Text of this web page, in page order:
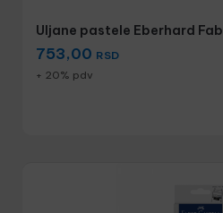
Uljane pastele Eberhard
753,00 RSD
+ 20% pdv